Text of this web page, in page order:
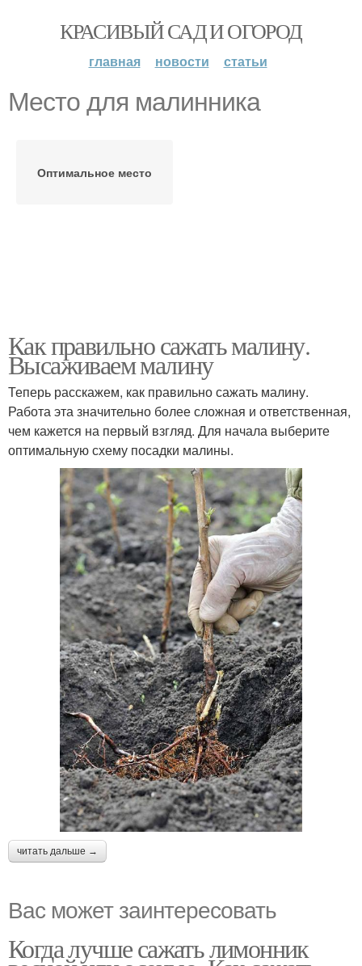
КРАСИВЫЙ САД И ОГОРОД
главная новости статьи
Место для малинника
Оптимальное место
Как правильно сажать малину.
Высаживаем малину
Теперь расскажем, как правильно сажать малину.
Работа эта значительно более сложная и ответственная,
чем кажется на первый взгляд. Для начала выберите
оптимальную схему посадки малины.
читать дальше →
Вас может заинтересовать
Когда лучше сажать лимонник